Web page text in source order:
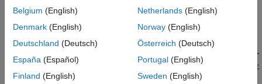
オブジェクトへのポインター。
説明
の GPU デー
タを MATLAB への戻り値として CPU 上の
mxArray
にコピーしま
す。これは関数
と似ています。この関数を呼び出した
Belgium (English)
Denmark (English)
Deutschland (Deutsch)
España (Español)
Finland (English)
Netherlands(English)
Norway(English)
Österreich (Deutsch)
Portugal(English)
Sweden (English)